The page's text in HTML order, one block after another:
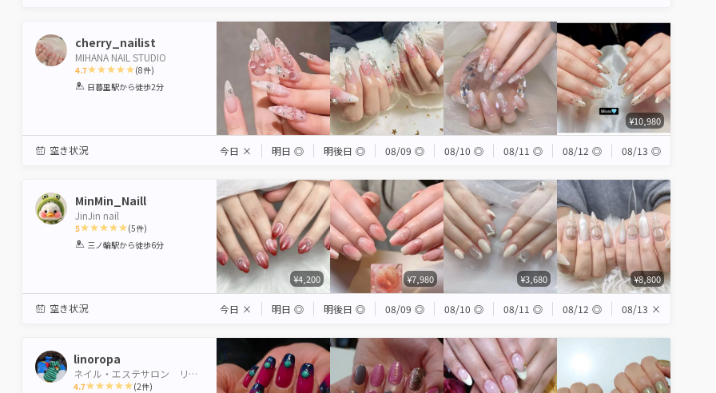
cherry_nailist
MIHANA NAIL STUDIO
4.7
1 2 3 4 5
(8件)
日暮里駅から徒歩2分
¥10,980
空き状況 今日 × 明日 ◎ 明後日 ◎ 08/09 ◎ 08/10 ◎ 08/11 ◎ 08/12 ◎ 08/13 ◎
MinMin_Naill
JinJin nail
5
1 2 3 4 5
(5件)
三ノ輪駅から徒歩6分
¥4,200 ¥7,980 ¥3,680 ¥8,800
空き状況 今日 × 明日 ◎ 明後日 ◎ 08/09 ◎ 08/10 ◎ 08/11 ◎ 08/12 ◎ 08/13 ×
linoropa
ネイル・エステサロン リーノ・ロパ
4.7 (2件)